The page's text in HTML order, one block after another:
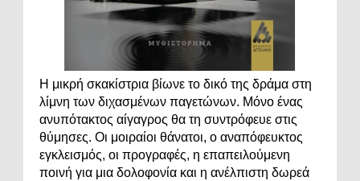
Η μικρή σκακίστρια βίωνε το δικό της δράμα στη
λίμνη των διχασμένων παγετώνων. Μόνο ένας
ανυπότακτος αίγαγρος θα τη συντρόφευε στις
θύμησες. Οι μοιραίοι θάνατοι, ο αναπόφευκτος
εγκλεισμός, οι προγραφές, η επαπειλούμενη
ποινή για μια δολοφονία και η ανέλπιστη δωρεά